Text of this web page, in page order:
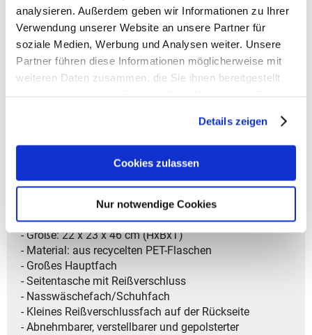
analysieren. Außerdem geben wir Informationen zu Ihrer
Verwendung unserer Website an unsere Partner für
soziale Medien, Werbung und Analysen weiter. Unsere
Partner führen diese Informationen möglicherweise mit
weiteren Daten zusammen, die Sie ihnen bereitgestellt
Details zeigen
Cookies zulassen
Nur notwendige Cookies
Satch Zubehör
Artikelbeschreibung Satch Sporttasche
- Volumen: 25 Liter
- Gewicht: 390 g
- Größe: 22 x 23 x 46 cm (HxBxT)
- Material: aus recycelten PET-Flaschen
- Großes Hauptfach
- Seitentasche mit Reißverschluss
- Nasswäschefach/Schuhfach
- Kleines Reißverschlussfach auf der Rückseite
- Abnehmbarer, verstellbarer und gepolsterter